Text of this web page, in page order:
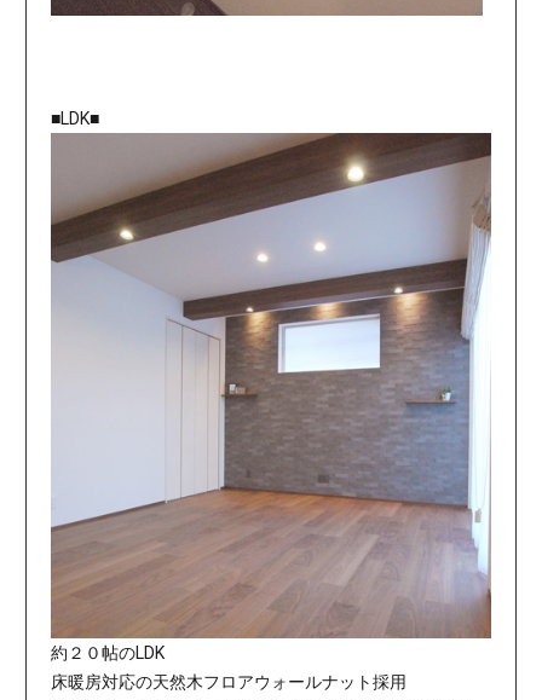
■LDK■
約２０帖のLDK
床暖房対応の天然木フロアウォールナット採用